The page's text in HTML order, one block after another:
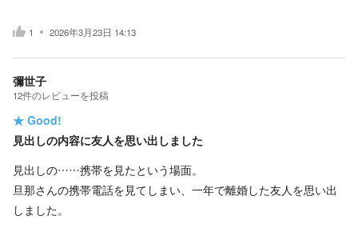
1 2026年3月23日 14:13
彌世子
12件のレビューを投稿
★ Good!
見出しの内容に友人を思い出しました
見出しの……携帯を見たという場面。
旦那さんの携帯電話を見てしまい、一年で離婚した友人を思い出
しました。